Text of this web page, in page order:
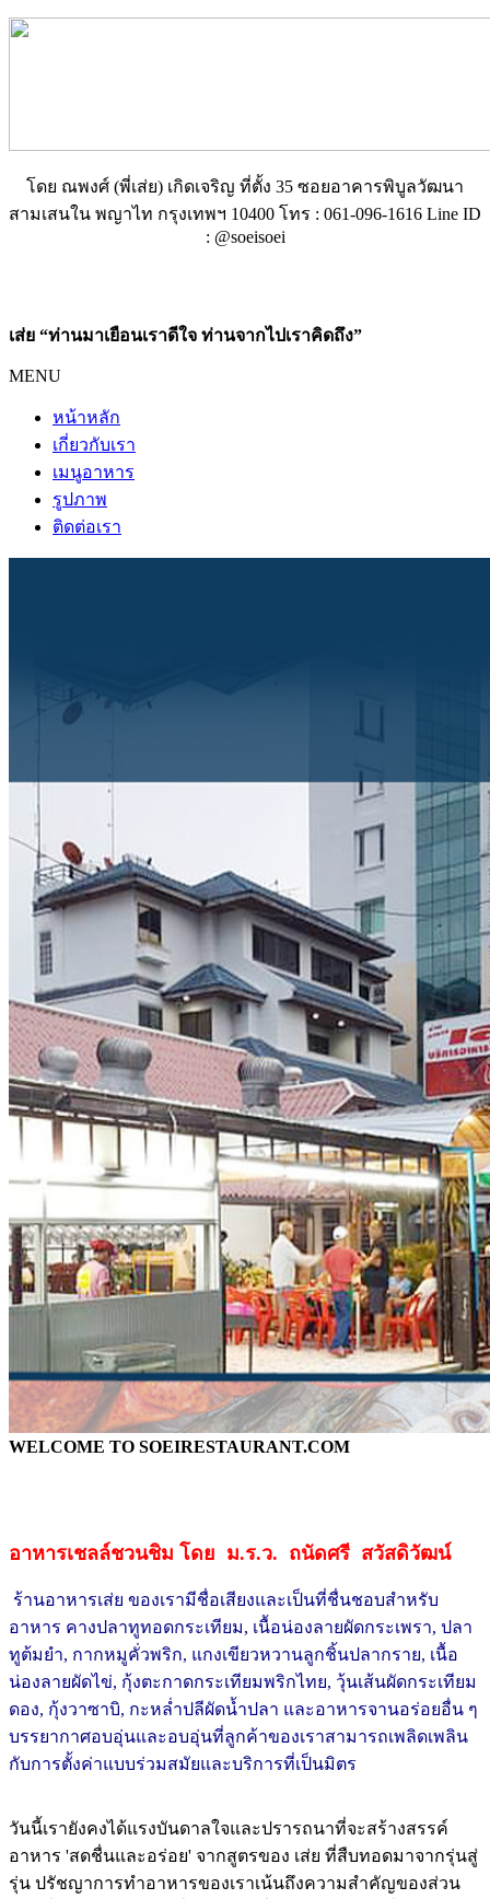
โดย ณพงศ์ (พี่เส่ย) เกิดเจริญ ที่ตั้ง 35 ซอยอาคารพิบูลวัฒนา
สามเสนใน พญาไท กรุงเทพฯ 10400 โทร : 061-096-1616 Line ID
: @soeisoei
เส่ย “ท่านมาเยือนเราดีใจ ท่านจากไปเราคิดถึง”
MENU
หน้าหลัก
เกี่ยวกับเรา
เมนูอาหาร
รูปภาพ
ติดต่อเรา
WELCOME TO SOEIRESTAURANT.COM
อาหารเชลล์ชวนชิม โดย ม.ร.ว. ถนัดศรี สวัสดิวัฒน์
ร้านอาหารเส่ย ของเรามีชื่อเสียงและเป็นที่ชื่นชอบสำหรับ
อาหาร คางปลาทูทอดกระเทียม, เนื้อน่องลายผัดกระเพรา, ปลา
ทูต้มยำ, กากหมูคั่วพริก, แกงเขียวหวานลูกชิ้นปลากราย, เนื้อ
น่องลายผัดไข่, กุ้งตะกาดกระเทียมพริกไทย, วุ้นเส้นผัดกระเทียม
ดอง, กุ้งวาซาบิ, กะหล่ำปลีผัดน้ำปลา และอาหารจานอร่อยอื่น ๆ
บรรยากาศอบอุ่นและอบอุ่นที่ลูกค้าของเราสามารถเพลิดเพลิน
กับการตั้งค่าแบบร่วมสมัยและบริการที่เป็นมิตร
วันนี้เรายังคงได้แรงบันดาลใจและปรารถนาที่จะสร้างสรรค์
อาหาร 'สดชื่นและอร่อย' จากสูตรของ เส่ย ที่สืบทอดมาจากรุ่นสู่
รุ่น ปรัชญาการทำอาหารของเราเน้นถึงความสำคัญของส่วน